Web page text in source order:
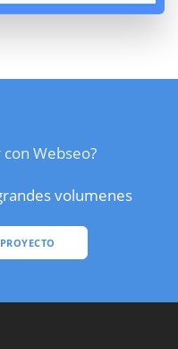
Webseo?
volumenes